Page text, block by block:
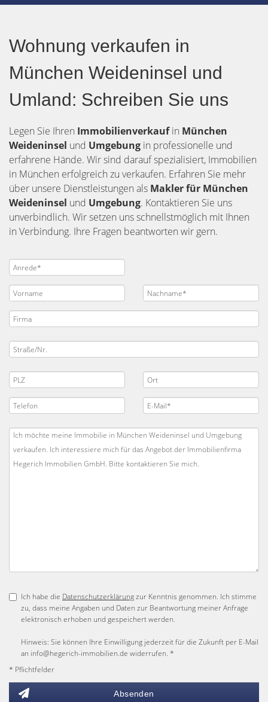
Wohnung verkaufen in
München Weideninsel und
Umland: Schreiben Sie uns
Legen Sie Ihren Immobilienverkaufin München
Weideninsel und Umgebung in professionelle und
erfahrene Hände. Wir sind darauf spezialisiert, Immobilien
in München erfolgreich zu verkaufen. Erfahren Sie mehr
über unsere Dienstleistungen als Makler für München
Weideninsel und Umgebung. Kontaktieren Sie uns
unverbindlich. Wir setzen uns schnellstmöglich mit Ihnen
in Verbindung. Ihre Fragen beantworten wir gern.
Ich habe die Datenschutzerklärungzur Kenntnis genommen. Ich stimme
zu, dass meine Angaben und Daten zur Beantwortung meiner Anfrage
elektronisch erhoben und gespeichert werden.
Hinweis: Sie können Ihre Einwilligung jederzeit für die Zukunft per E-Mail
an info@hegerich-immobilien.de widerrufen. *
* Pflichtfelder
Absenden